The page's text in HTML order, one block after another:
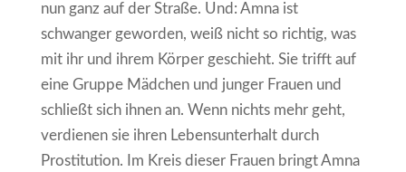
nun ganz auf der Straße. Und: Amna ist
schwanger geworden, weiß nicht so richtig, was
mit ihr und ihrem Körper geschieht. Sie trifft auf
eine Gruppe Mädchen und junger Frauen und
schließt sich ihnen an. Wenn nichts mehr geht,
verdienen sie ihren Lebensunterhalt durch
Prostitution. Im Kreis dieser Frauen bringt Amna